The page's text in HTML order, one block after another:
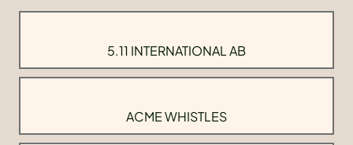
5.11 INTERNATIONAL AB
ACME WHISTLES